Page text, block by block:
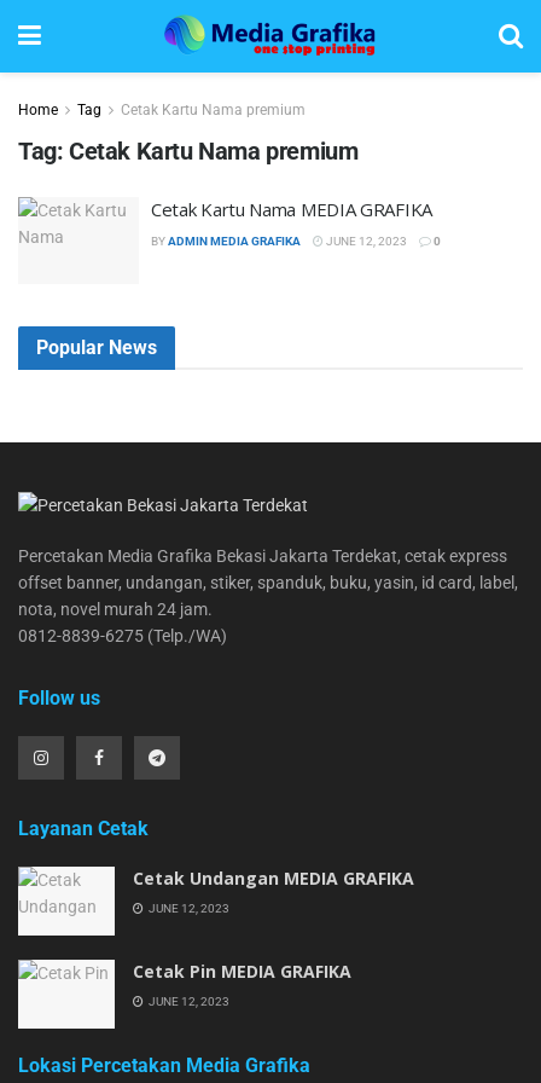
Home Tag Cetak Kartu Nama premium
Tag: Cetak Kartu Nama premium
Cetak Kartu Nama MEDIA GRAFIKA
BYADMIN MEDIA GRAFIKA JUNE 12, 2023 0
Popular News
Percetakan Media Grafika Bekasi Jakarta Terdekat, cetak express
offset banner, undangan, stiker, spanduk, buku, yasin, id card, label,
nota, novel murah 24 jam.
0812-8839-6275 (Telp./WA)
Follow us
Layanan Cetak
Cetak Undangan MEDIA GRAFIKA
JUNE 12, 2023
Cetak Pin MEDIA GRAFIKA
JUNE 12, 2023
Lokasi Percetakan Media Grafika